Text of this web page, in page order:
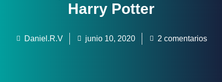
Harry Potter
Daniel.R.V junio 10, 2020 2 comentarios